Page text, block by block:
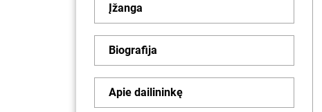
Įžanga
Biografija
Apie dailininkę